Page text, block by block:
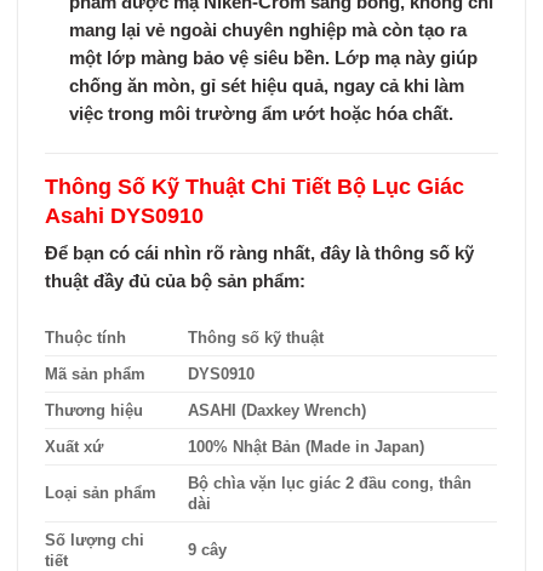
mang lại vẻ ngoài chuyên nghiệp mà còn tạo ra
một lớp màng bảo vệ siêu bền. Lớp mạ này giúp
chống ăn mòn, gỉ sét hiệu quả, ngay cả khi làm
việc trong môi trường ẩm ướt hoặc hóa chất.
Thông Số Kỹ Thuật Chi Tiết Bộ Lục Giác
Asahi DYS0910
Để bạn có cái nhìn rõ ràng nhất, đây là thông số kỹ
thuật đầy đủ của bộ sản phẩm:
Thuộc tính
Thông số kỹ thuật
Mã sản phẩm
DYS0910
Thương hiệu
ASAHI (Daxkey Wrench)
Xuất xứ
100% Nhật Bản (Made in Japan)
Loại sản phẩm
Bộ chìa vặn lục giác 2 đầu cong, thân
dài
Số lượng chi
tiết
9 cây